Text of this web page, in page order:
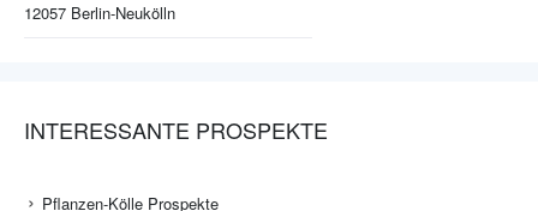
12057 Berlin-Neukölln
INTERESSANTE PROSPEKTE
Pflanzen-Kölle Prospekte